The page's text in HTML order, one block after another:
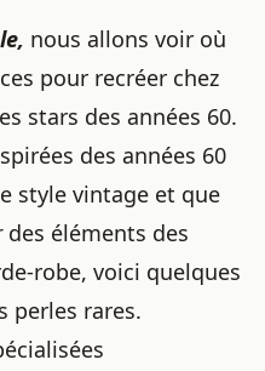
nous allons voir où
pour recréer chez
stars des années 60.
des années 60
style vintage et que
des éléments des
robe, voici quelques
perles rares.